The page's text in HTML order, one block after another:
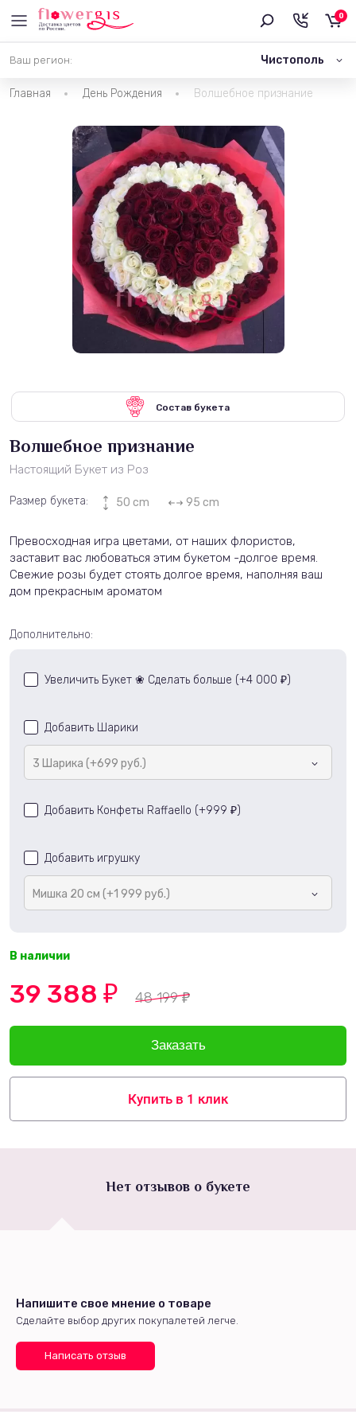
Ваш регион: Чистополь
0
Главная День Рождения Волшебное признание
Состав букета
Волшебное признание
Настоящий Букет из Роз
Размер букета: 50 cm 95 cm
Превосходная игра цветами, от наших флористов,
заставит вас любоваться этим букетом -долгое время.
Свежие розы будет стоять долгое время, наполняя ваш
дом прекрасным ароматом
Дополнительно:
Увеличить Букет ❀ Сделать больше (+4 000 ₽ )
Добавить Шарики
3 Шарика (+699 руб.)
Добавить Конфеты Raffaello (+999 ₽ )
Добавить игрушку
Мишка 20 см (+1 999 руб.)
В наличии
39 388 ₽ 48 199₽
Купить в 1 клик
Нет отзывов о букете
Напишите свое мнение о товаре
Сделайте выбор других покупалетей легче.
Написать отзыв